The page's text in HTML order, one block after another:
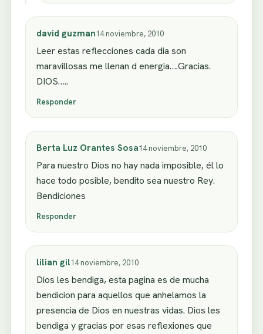
david guzman14 noviembre, 2010
Leer estas reflecciones cada dia son
maravillosas me llenan d energia….Gracias.
DIOS…..
Responder
Berta Luz Orantes Sosa14 noviembre, 2010
Para nuestro Dios no hay nada imposible, él lo
hace todo posible, bendito sea nuestro Rey.
Bendiciones
Responder
lilian gil14 noviembre, 2010
Dios les bendiga, esta pagina es de mucha
bendicion para aquellos que anhelamos la
presencia de Dios en nuestras vidas. Dios les
bendiga y gracias por esas reflexiones que